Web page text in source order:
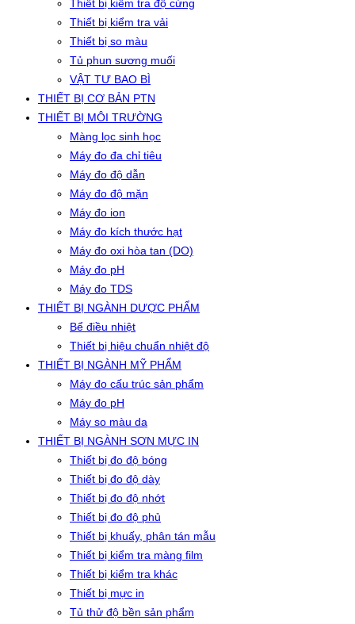
Thiết bị kiểm tra độ cứng
Thiết bị kiểm tra vải
Thiết bị so màu
Tủ phun sương muối
VẬT TƯ BAO BÌ
THIẾT BỊ CƠ BẢN PTN
THIẾT BỊ MÔI TRƯỜNG
Màng lọc sinh học
Máy đo đa chỉ tiêu
Máy đo độ dẫn
Máy đo độ mặn
Máy đo ion
Máy đo kích thước hạt
Máy đo oxi hòa tan (DO)
Máy đo pH
Máy đo TDS
THIẾT BỊ NGÀNH DƯỢC PHẨM
Bể điều nhiệt
Thiết bị hiệu chuẩn nhiệt độ
THIẾT BỊ NGÀNH MỸ PHẨM
Máy đo cấu trúc sản phẩm
Máy đo pH
Máy so màu da
THIẾT BỊ NGÀNH SƠN MỰC IN
Thiết bị đo độ bóng
Thiết bị đo độ dày
Thiết bị đo độ nhớt
Thiết bị đo độ phủ
Thiết bị khuấy, phân tán mẫu
Thiết bị kiểm tra màng film
Thiết bị kiểm tra khác
Thiết bị mực in
Tủ thử độ bền sản phẩm